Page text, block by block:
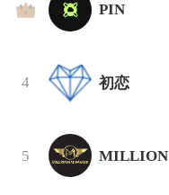
3 PIN
4 初恋
5 MILLION